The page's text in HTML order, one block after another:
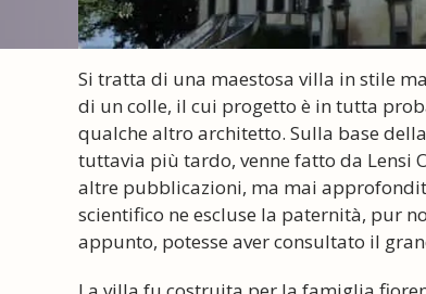
Si tratta di una maestosa villa in stile
di un colle, il cui progetto è in tutta
qualche altro architetto. Sulla base
tuttavia più tardo, venne fatto da Lensi
altre pubblicazioni, ma mai
scientifico ne escluse la paternità, pur
appunto, potesse aver consultato il